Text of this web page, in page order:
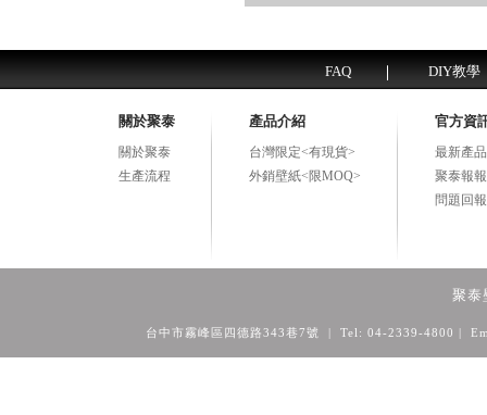
FAQ DIY教學
關於聚泰
關於聚泰
生產流程
產品介紹
台灣限定<有現貨>
外銷壁紙<限MOQ>
官方資
最新產
聚泰報報
問題回報
聚泰
台中市霧峰區四德路343巷7號 | Tel: 04-2339-4800 |